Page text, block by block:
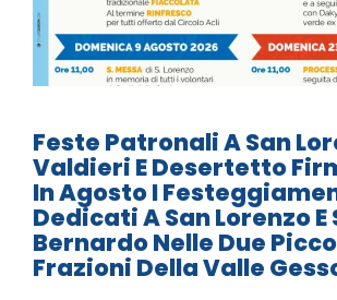
Feste Patronali A San
Valdieri E Desertetto
In Agosto I
Dedicati A San Lorenzo E
Bernardo Nelle Due
Frazioni Della Valle